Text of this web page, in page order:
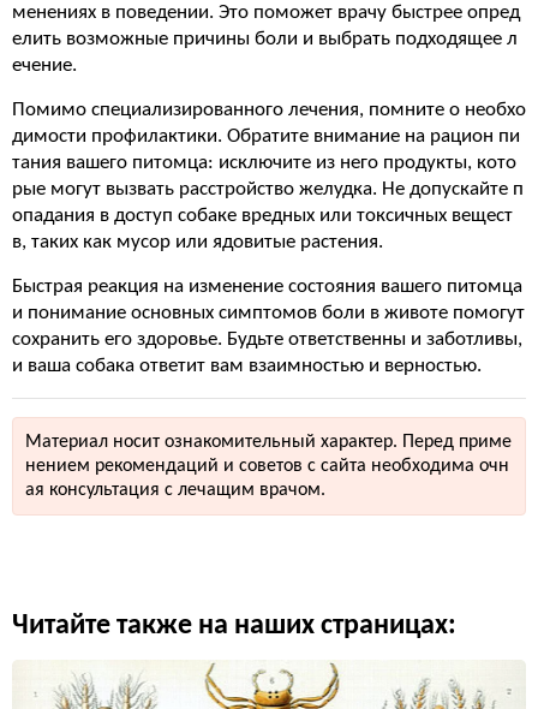
менениях в поведении. Это поможет врачу быстрее опред
елить возможные причины боли и выбрать подходящее л
ечение.
Помимо специализированного лечения, помните о необхо
димости профилактики. Обратите внимание на рацион пи
тания вашего питомца: исключите из него продукты, кото
рые могут вызвать расстройство желудка. Не допускайте п
опадания в доступ собаке вредных или токсичных вещест
в, таких как мусор или ядовитые растения.
Быстрая реакция на изменение состояния вашего питомца
и понимание основных симптомов боли в животе помогут
сохранить его здоровье. Будьте ответственны и заботливы,
и ваша собака ответит вам взаимностью и верностью.
Материал носит ознакомительный характер. Перед приме
нением рекомендаций и советов с сайта необходима очн
ая консультация с лечащим врачом.
Читайте также на наших страницах: